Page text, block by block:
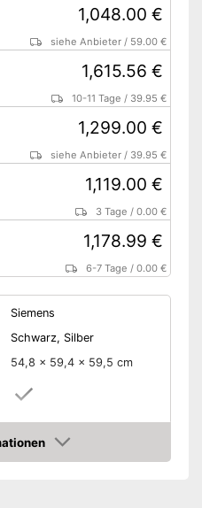
1,048.00 €
siehe Anbieter / 59.00 €
1,615.56 €
10-11 Tage / 39.95 €
1,299.00 €
siehe Anbieter / 39.95 €
1,119.00 €
3 Tage /0.00 €
1,178.99 €
6-7 Tage /0.00 €
Siemens
Schwarz, Silber
54,8 x 59,4 x 59,5 cm